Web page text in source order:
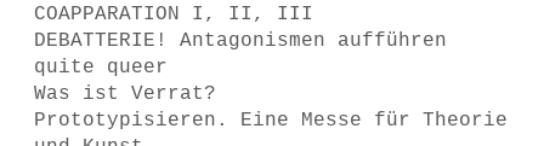
COAPPARATION I, II, III
DEBATTERIE! Antagonismen aufführen
quite queer
Was ist Verrat?
Prototypisieren. Eine Messe für Theorie